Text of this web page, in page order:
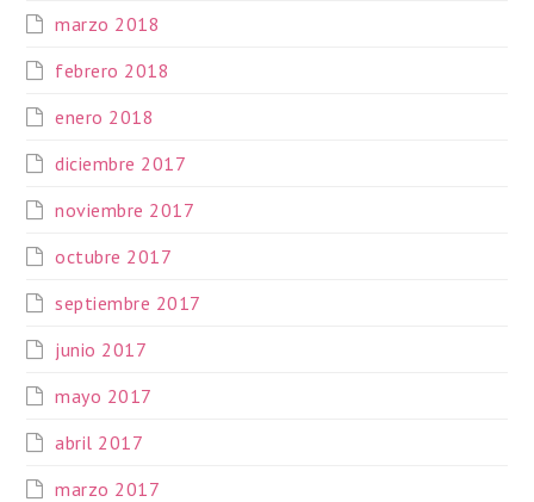
marzo 2018
febrero 2018
enero 2018
diciembre 2017
noviembre 2017
octubre 2017
septiembre 2017
junio 2017
mayo 2017
abril 2017
marzo 2017